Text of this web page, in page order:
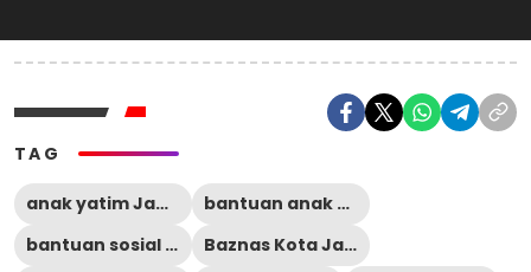
TAG
anak yatim Jambi
bantuan anak yatim
bantuan sosial Jambi
Baznas Kota Jambi